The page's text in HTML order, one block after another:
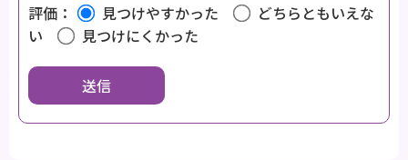
評価：
見つけやすかった
どちらともいえな
い
見つけにくかった